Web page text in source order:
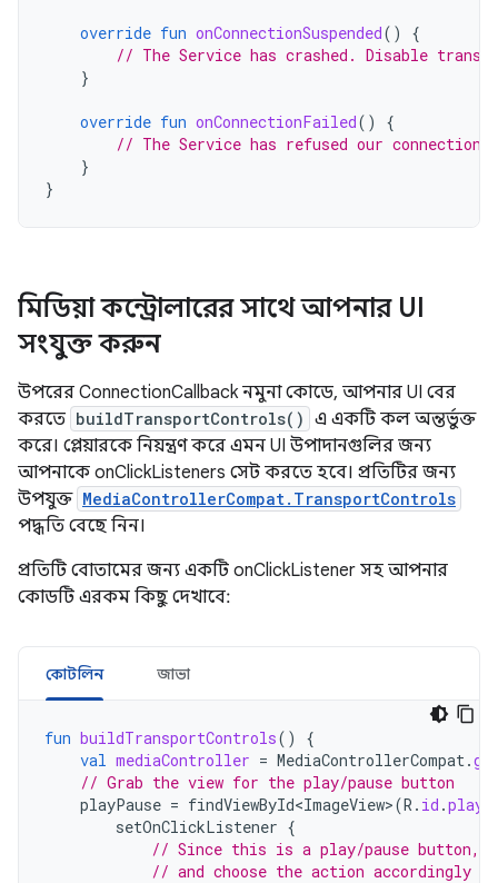
override fun onConnectionSuspended()
{
// The Service has crashed. Disable
}
override fun onConnectionFailed()
{
// The Service has refused our connection
}
}
মিডিয়া কন্ট্রোলারের সাথে আপনার UI
সংযুক্ত করুন
উপরের ConnectionCallback নমুনা কোডে, আপনার UI বের
করতে buildTransportControls() এ একটি কল অন্তর্ভুক্ত
করে। প্লেয়ারকে নিয়ন্ত্রণ করে এমন UI উপাদানগুলির জন্য
আপনাকে onClickListeners সেট করতে হবে। প্রতিটির জন্য
উপযুক্ত MediaControllerCompat.TransportControls
পদ্ধতি বেছে নিন।
প্রতিটি বোতামের জন্য একটি onClickListener সহ আপনার
কোডটি এরকম কিছু দেখাবে:
কোটলিন জাভা
fun buildTransportControls()
{
val mediaController = MediaControllerCompat.
// Grab the view for the play/pause button
playPause = findViewById<ImageView>(R . id .
setOnClickListener {
// Since this is a play/pause button,
// and choose the action accordingly